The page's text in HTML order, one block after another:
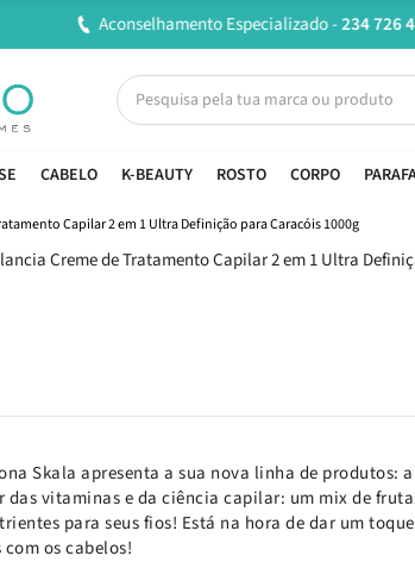
Entregas em
CABELO K-BEAUTY ROSTO CORPO
Capilar 2 em 1 Ultra Definição para Caracóis 1000g
Skala apresenta a sua nova linha de produtos: a
das vitaminas e da ciência capilar: um mix de
para seus fios! Está na hora de dar um
os cabelos!